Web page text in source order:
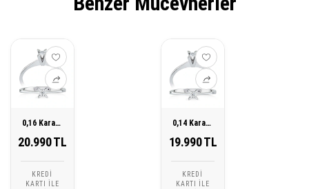
0,16 Karat Tektaş Pırlanta Yüzük
20.990 TL
KREDI
KARTI ILE
0,14 Karat Tektaş Pırlanta Yüzük
19.990 TL
KREDI
KARTI ILE